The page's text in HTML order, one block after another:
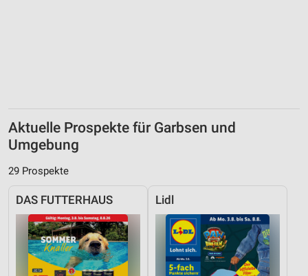
Aktuelle Prospekte für Garbsen und
Umgebung
29 Prospekte
DAS FUTTERHAUS Lidl